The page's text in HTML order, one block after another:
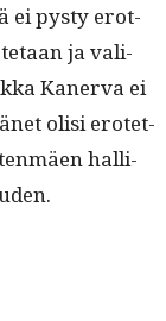
ei pysty erot­
ja val­i­
Kan­er­va ei
olisi erotet­
hal­li­